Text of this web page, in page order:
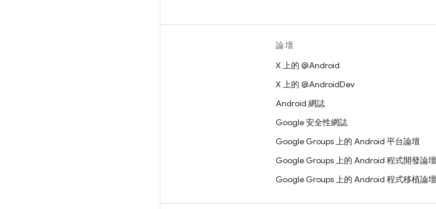
論壇
X 上的 @Android
X 上的 @AndroidDev
Android 網誌
Google 安全性網誌
Google Groups 上的 Android 平台論壇
Google Groups 上的 Android 程式開發論壇
Google Groups 上的 Android 程式移植論壇